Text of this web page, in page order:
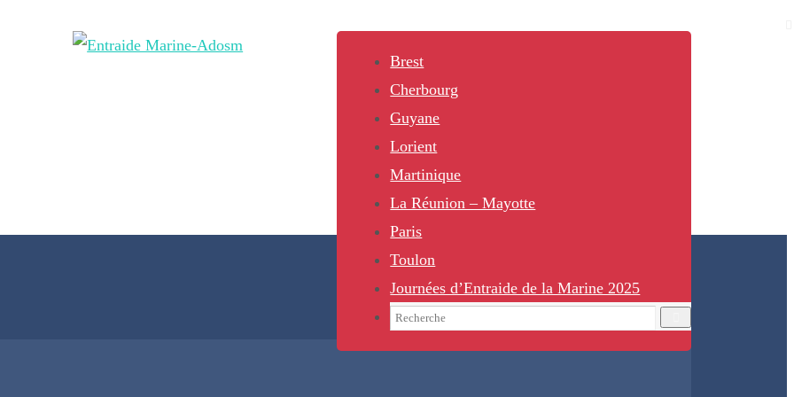
Brest
Cherbourg
Guyane
Lorient
Martinique
La Réunion – Mayotte
Paris
Toulon
Journées d’Entraide de la Marine 2025
Search